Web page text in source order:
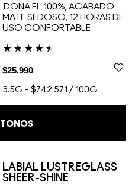
DONA EL 100%, ACABADO
MATE SEDOSO, 12 HORAS DE
USO CONFORTABLE
$25.990
3.5G - $742.571 / 100G
TONOS
LABIAL LUSTREGLASS
SHEER-SHINE